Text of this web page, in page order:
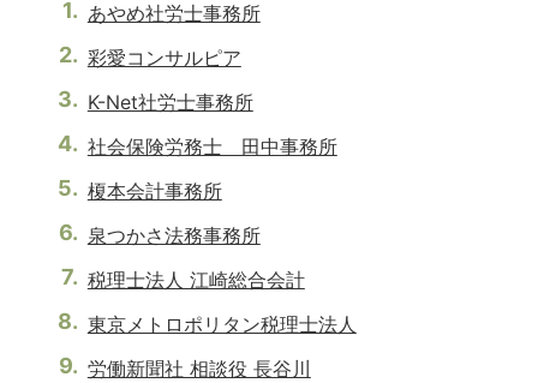
あやめ社労士事務所
彩愛コンサルピア
K-Net社労士事務所
社会保険労務士 田中事務所
榎本会計事務所
泉つかさ法務事務所
税理士法人 江崎総合会計
東京メトロポリタン税理士法人
労働新聞社 相談役 長谷川